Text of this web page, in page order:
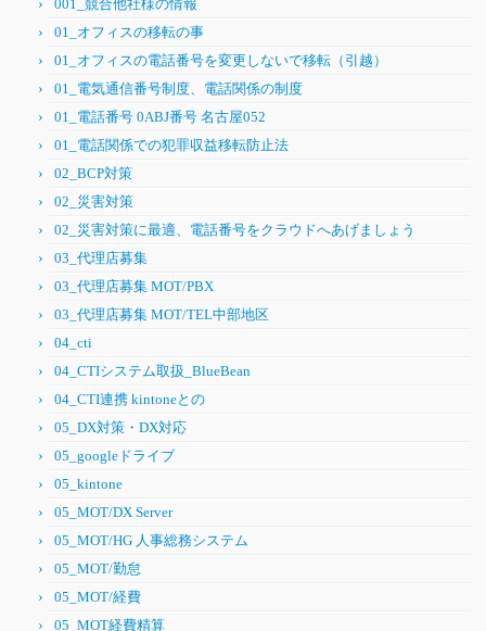
001_競合他社様の情報
01_オフィスの移転の事
01_オフィスの電話番号を変更しないで移転（引越）
01_電気通信番号制度、電話関係の制度
01_電話番号 0ABJ番号 名古屋052
01_電話関係での犯罪収益移転防止法
02_BCP対策
02_災害対策
02_災害対策に最適、電話番号をクラウドへあげましょう
03_代理店募集
03_代理店募集 MOT/PBX
03_代理店募集 MOT/TEL中部地区
04_cti
04_CTIシステム取扱_BlueBean
04_CTI連携 kintoneとの
05_DX対策・DX対応
05_googleドライブ
05_kintone
05_MOT/DX Server
05_MOT/HG 人事総務システム
05_MOT/勤怠
05_MOT/経費
05_MOT経費精算